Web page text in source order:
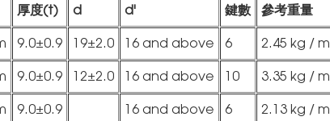
厚度(t) d d' 鍵數 參考重量
9.0±0.9 19±2.0 16 and above 6 2.45 kg / m
9.0±0.9 12±2.0 16 and above 10 3.35 kg / m
9.0±0.9 16 and above 6 2.13 kg / m